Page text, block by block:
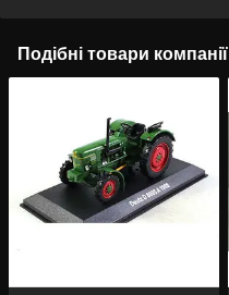
Подібні товари компанії